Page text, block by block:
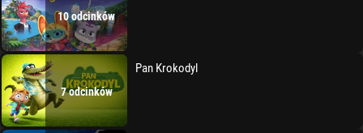
10 odcinków
7 odcinków
Pan Krokodyl